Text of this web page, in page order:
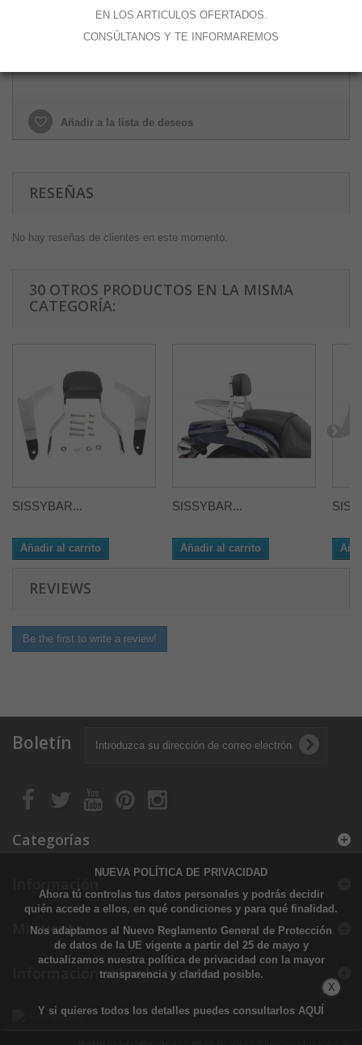
Añadir a la lista de deseos
RESEÑAS
No hay reseñas de clientes en este momento.
30 OTROS PRODUCTOS EN LA MISMA
CATEGORÍA:
SISSYBAR...
Añadir al carrito
SISSYBAR...
Añadir al carrito
REVIEWS
Be the first to write a review!
Boletín
Categorías
Información
Mi cuenta
Información sobre la tienda
NUEVA POLÍTICA DE PRIVACIDAD
Ahora tú controlas tus datos personales y podrás decidir
quién accede a ellos, en qué condiciones y para qué finalidad.
Nos adaptamos al Nuevo Reglamento General de Protección
de datos de la UE vigente a partir del 25 de mayo y
actualizamos nuestra política de privacidad con la mayor
transparencia y claridad posible.
Y si quieres todos los detalles puedes consultarlos AQUÍ
X
EN LOS ARTICULOS OFERTADOS.
CONSÚLTANOS Y TE INFORMAREMOS